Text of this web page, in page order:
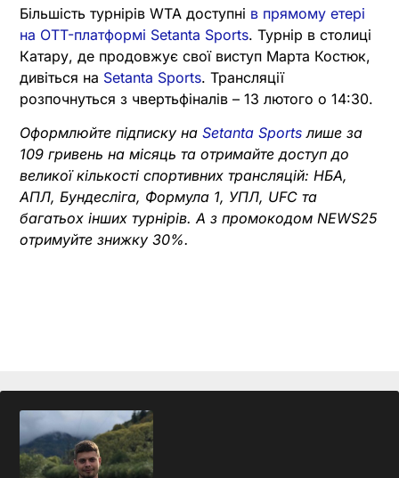
Більшість турнірів WTA доступні в прямому етері
на OTT-платформі Setanta Sports. Турнір в столиці
Катару, де продовжує свої виступ Марта Костюк,
дивіться на Setanta Sports. Трансляції
розпочнуться з чвертьфіналів – 13 лютого о 14:30.
Оформлюйте підписку на Setanta Sports лише за
109 гривень на місяць та отримайте доступ до
великої кількості спортивних трансляцій: НБА,
АПЛ, Бундесліга, Формула 1, УПЛ, UFC та
багатьох інших турнірів. А з промокодом NEWS25
отримуйте знижку 30%.